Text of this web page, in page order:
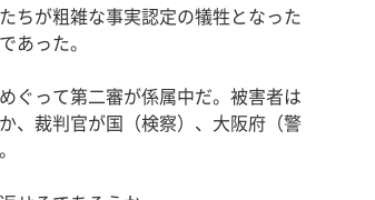
ちが粗雑な事実認定の犠牲となった
あった。
ぐって第二審が係属中だ。被害者は
、裁判官が国（検察）、大阪府（警